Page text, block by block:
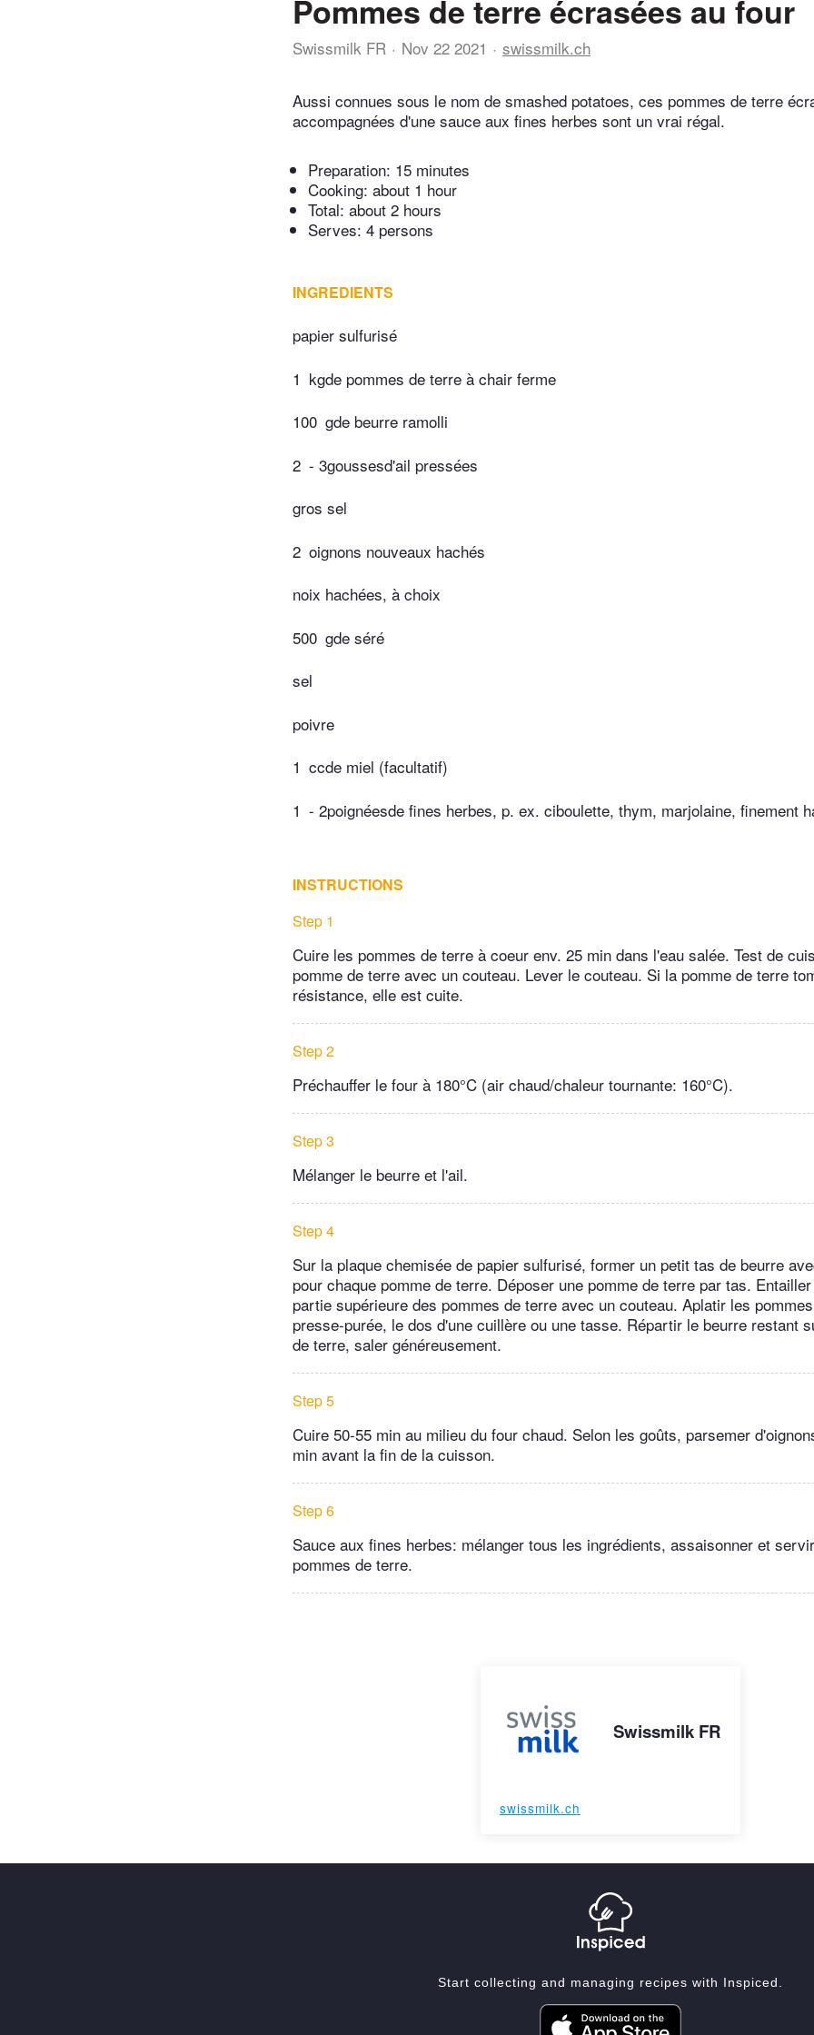
Pommes de terre écrasées au four
Swissmilk FR Nov 22 2021 swissmilk.ch
Aussi connues sous le nom de smashed potatoes, ces pommes de terre
accompagnées d'une sauce aux fines herbes sont un vrai régal.
Preparation: 15 minutes
Cooking: about 1 hour
Total: about 2 hours
Serves: 4 persons
INGREDIENTS
papier sulfurisé
1 kgde pommes de terre à chair ferme
100 gde beurre ramolli
2 - 3goussesd'ail pressées
gros sel
2 oignons nouveaux hachés
noix hachées, à choix
500 gde séré
sel
poivre
1 ccde miel (facultatif)
1 - 2poignéesde fines herbes, p. ex. ciboulette, thym, marjolaine, finement
INSTRUCTIONS
Step 1
Cuire les pommes de terre à coeur env. 25 min dans l'eau salée. Test de
pomme de terre avec un couteau. Lever le couteau. Si la pomme de terre
résistance, elle est cuite.
Step 2
Préchauffer le four à 180°C (air chaud/chaleur tournante: 160°C).
Step 3
Mélanger le beurre et l'ail.
Step 4
Sur la plaque chemisée de papier sulfurisé, former un petit tas de beurre
pour chaque pomme de terre. Déposer une pomme de terre par tas.
partie supérieure des pommes de terre avec un couteau. Aplatir les
presse-purée, le dos d'une cuillère ou une tasse. Répartir le beurre restant
de terre, saler généreusement.
Step 5
Cuire 50-55 min au milieu du four chaud. Selon les goûts, parsemer
min avant la fin de la cuisson.
Step 6
Sauce aux fines herbes: mélanger tous les ingrédients, assaisonner et
pommes de terre.
Swissmilk FR
swissmilk.ch
Start collecting and managing recipes with Inspiced.